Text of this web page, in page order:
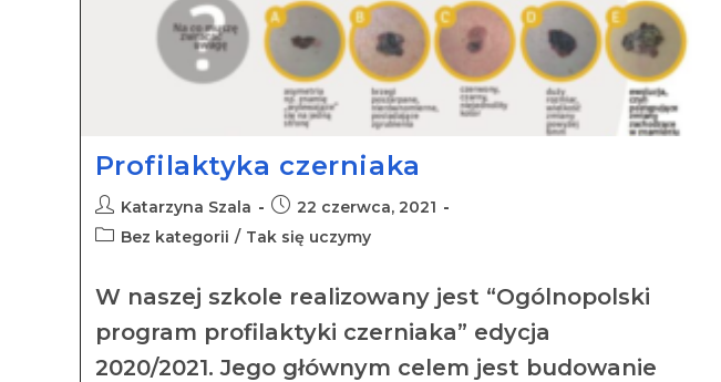
Profilaktyka czerniaka
Katarzyna Szala
22 czerwca, 2021
Bez kategorii / Tak się uczymy
W naszej szkole realizowany jest “Ogólnopolski
program profilaktyki czerniaka” edycja
2020/2021. Jego głównym celem jest budowanie